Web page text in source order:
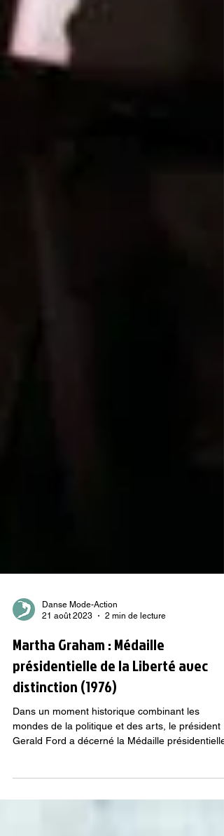
Danse Mode-Action
21 août 2023
2 min de lecture
Martha Graham : Médaille
présidentielle de la Liberté avec
distinction (1976)
mondes de la politique et des arts, le président